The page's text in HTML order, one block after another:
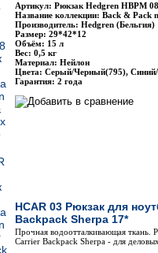
Артикул: Рюкзак Hedgren HBPM 08
Название коллекции: Back & Pack
Производитель: Hedgren (Бельгия)
Размер: 29*42*12
Объём: 15 л
Вес: 0,5 кг
Материал: Нейлон
Цвета: Серый/Черный(795),
Гарантия: 2 года
HCAR 03 Рюкзак для
Backpack Sherpa 17*
Прочная водоотталкивающая ткань.
Carrier Backpack Sherpa - для